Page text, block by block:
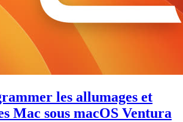
les allumages et
Mac sous macOS Ventura